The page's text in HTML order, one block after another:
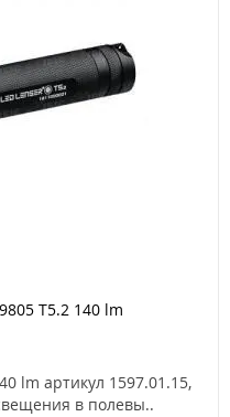
T5.2 140 lm
lm артикул 1597.01.15,
в полевы..